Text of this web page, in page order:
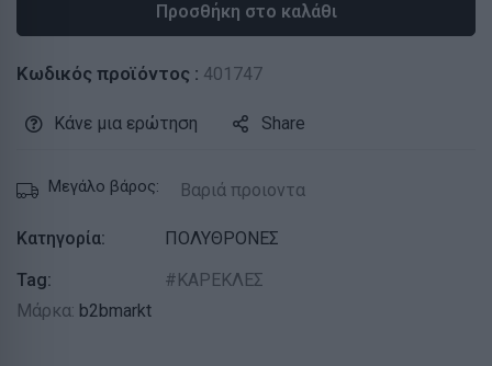
Προσθήκη στο καλάθι
Κωδικός προϊόντος : 401747
Κάνε μια ερώτηση Share
Μεγάλο βάρος: Βαριά προιοντα
Κατηγορία:
ΠΟΛΥΘΡΟΝΕΣ
Tag:
ΚΑΡΕΚΛΕΣ
Μάρκα: b2bmarkt